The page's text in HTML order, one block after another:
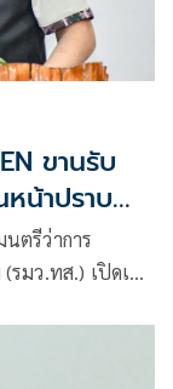
ขานรับ
น้าปราบ
กัดการ
สนามบิน
ตรีว่าการ
มว.ทส.) เปิดเผย
าปราบปราม